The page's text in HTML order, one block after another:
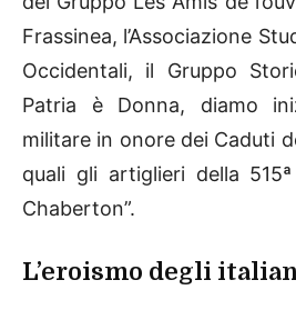
Frassinea, l’Associazione
Occidentali, il Gruppo
Patria è Donna, diamo
militare in onore dei Caduti
quali gli artiglieri della
Chaberton”.
L’eroismo degli